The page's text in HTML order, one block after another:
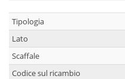
Tipologia
Lato
Scaffale
Codice sul ricambio